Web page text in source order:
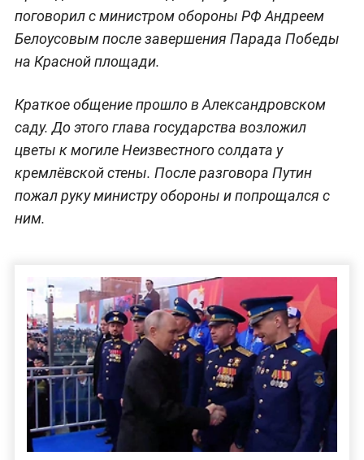
поговорил с министром обороны РФ Андреем
Белоусовым после завершения Парада Победы
на Красной площади.
Краткое общение прошло в Александровском
саду. До этого глава государства возложил
цветы к могиле Неизвестного солдата у
кремлёвской стены. После разговора Путин
пожал руку министру обороны и попрощался с
ним.